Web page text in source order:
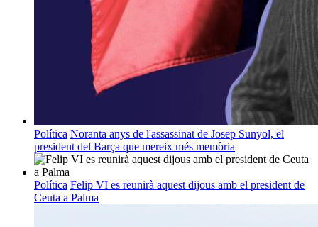
Política Noranta anys de l'assassinat de Josep Sunyol, el
president del Barça que mereix més memòria
Política Felip VI es reunirà aquest dijous amb el president de
Ceuta a Palma